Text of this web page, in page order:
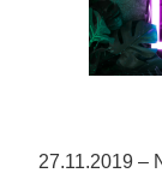
27.11.2019 –